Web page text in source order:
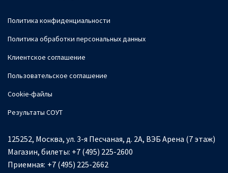
Политика конфиденциальности
Политика обработки персональных данных
Клиентское соглашение
Пользовательское соглашение
Cookie-файлы
Результаты СОУТ
125252, Москва, ул. 3-я Песчаная, д. 2А, ВЭБ Арена (7 этаж)
Магазин, билеты: +7 (495) 225-2600
Приемная: +7 (495) 225-2662